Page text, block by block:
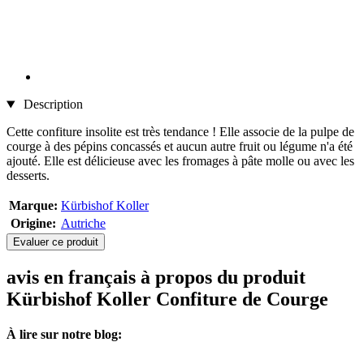
Description
Cette confiture insolite est très tendance ! Elle associe de la pulpe de
courge à des pépins concassés et aucun autre fruit ou légume n'a été
ajouté. Elle est délicieuse avec les fromages à pâte molle ou avec les
desserts.
Marque: Kürbishof Koller
Origine: Autriche
Evaluer ce produit
avis en français à propos du produit
Kürbishof Koller Confiture de Courge
À lire sur notre blog: